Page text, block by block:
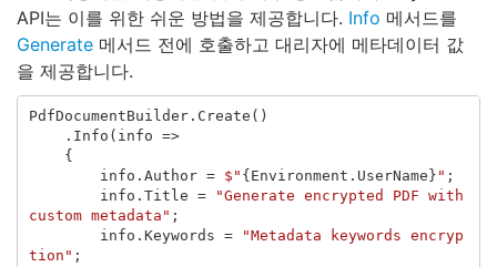
API는 이를 위한 쉬운 방법을 제공합니다. Info 메서드를
Generate 메서드 전에 호출하고 대리자에 메타데이터 값
을 제공합니다.
PdfDocumentBuilder. Create ()
. Info ( info =>
{
info . Author = $" { Environment . UserName } " ;
info . Title =
"Generate encrypted PDF with
custom metadata" ;
info . Keywords =
"Metadata keywords encryp
tion" ;